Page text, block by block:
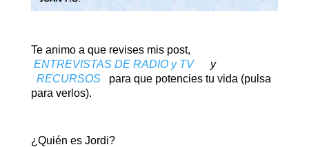
Te animo a que revises mis post,
ENTREVISTAS DE RADIO y TV
y
RECURSOS
para que potencies tu vida (pulsa
para verlos).
¿Quién es Jordi?